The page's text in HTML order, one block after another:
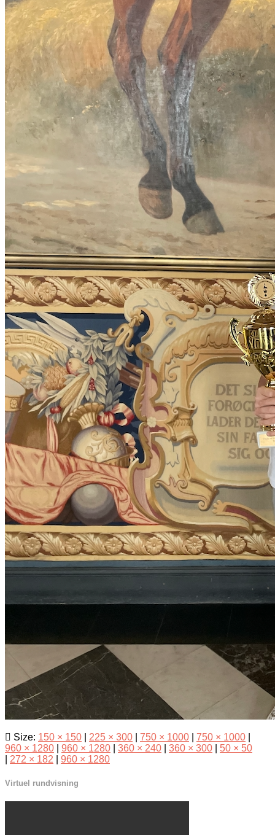
Size: 150 × 150 225 × 300 750 × 1000 750 × 1000
960 × 1280
960 × 1280 360 × 240 360 × 300
50 × 50
272 × 182 960 × 1280
Virtuel rundvisning